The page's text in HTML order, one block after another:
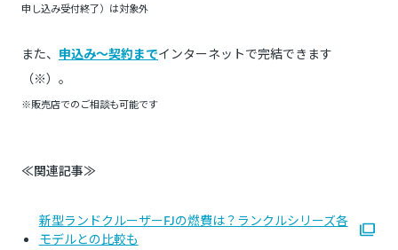
申し込み受付終了）は対象外
また、 申込み～契約までインターネットで完結できます
（※）。
※販売店でのご相談も可能です
≪関連記事≫
新型ランドクルーザーFJの燃費は？ランクルシリーズ各
モデルとの比較も